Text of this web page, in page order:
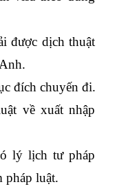
được dịch thuật
đích chuyến đi.
về xuất nhập
lý lịch tư pháp
pháp luật.